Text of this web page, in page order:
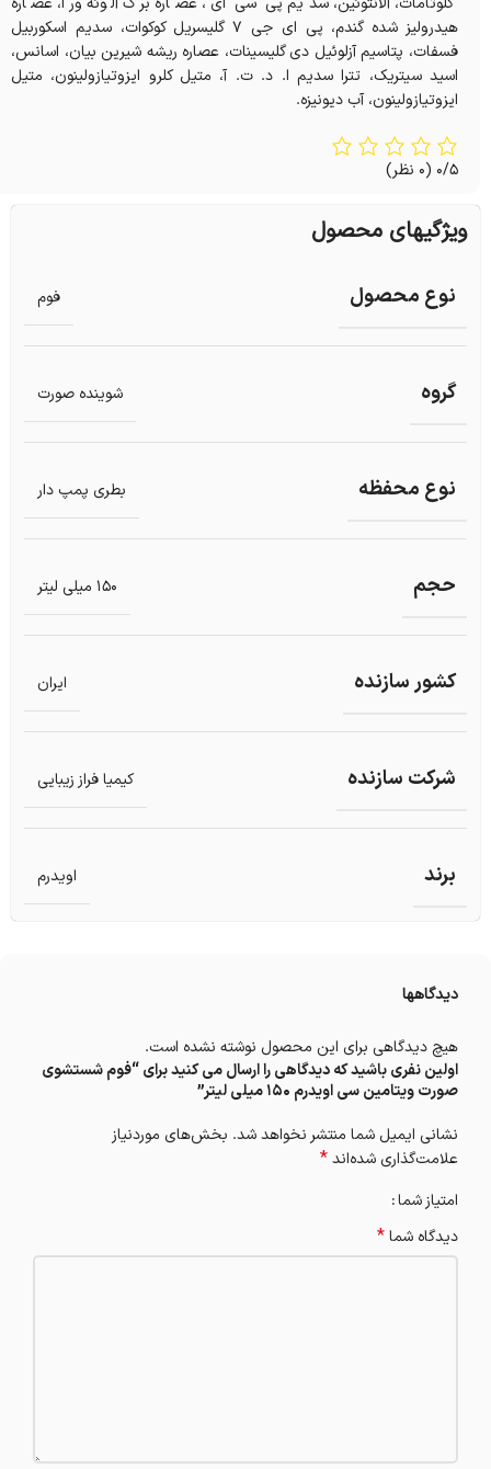
هیدرولیز شده گندم، پی ای جی 7 گلیسریل کوکوات، سدیم اسکوربیل
فسفات، پتاسیم آزلوئیل دی گلیسینات، عصاره ریشه شیرین بیان، اسانس،
اسید سیتریک، تترا سدیم ا. د. ت. آ، متیل کلرو ایزوتیازولینون، متیل
ایزوتیازولینون، آب دیونیزه.
0/5 (0 نظر)
ویژگیهای محصول
نوع محصول فوم
گروه شوینده صورت
نوع محفظه بطری پمپ دار
حجم 150 میلی لیتر
کشور سازنده ایران
شرکت سازنده کیمیا فراز زیبایی
برند اویدرم
دیدگاهها
هیچ دیدگاهی برای این محصول نوشته نشده است.
اولین نفری باشید که دیدگاهی را ارسال می کنید برای “فوم شستشوی
صورت ویتامین سی اویدرم 150 میلی لیتر”
نشانی ایمیل شما منتشر نخواهد شد. بخش‌های موردنیاز
علامت‌گذاری شده‌اند*
امتیاز شما
دیدگاه شما*